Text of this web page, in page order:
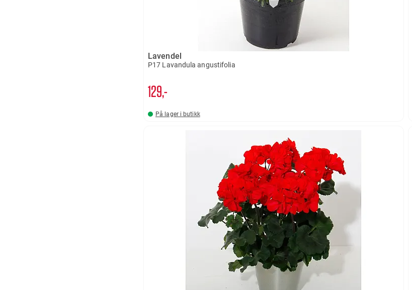
Lavendel
P17 Lavandula angustifolia
129,-
På lager i butikk